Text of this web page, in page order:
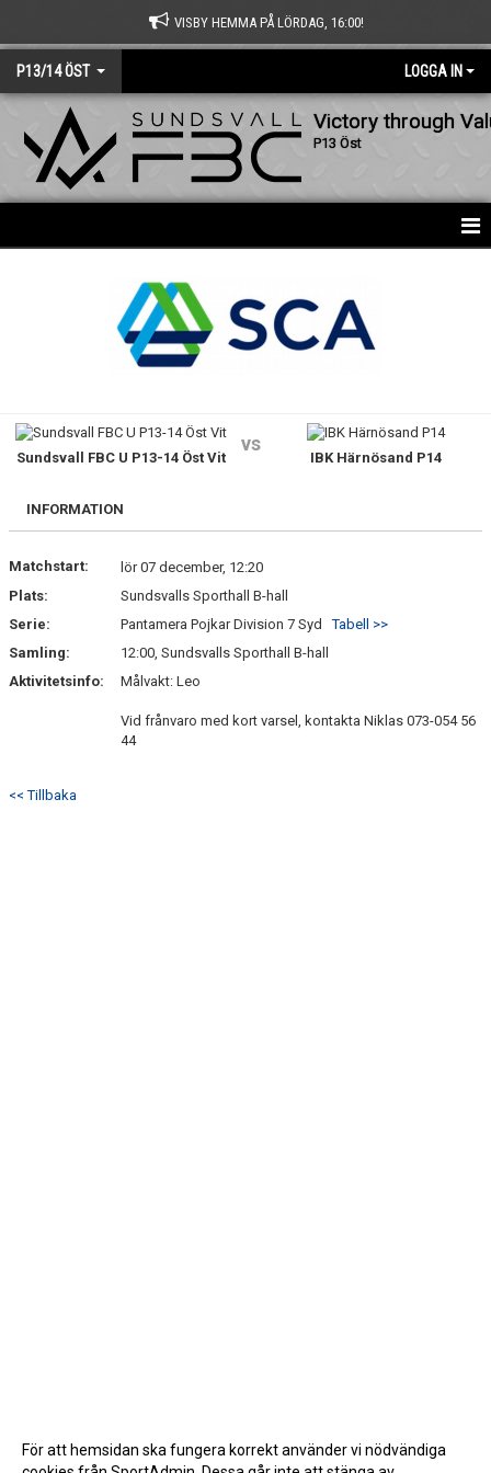
VISBY HEMMA PÅ LÖRDAG, 16:00!
P13/14 ÖST LOGGA IN
Victory through
P13 Öst
TRUPPEN
BILDGALLERI
KONTAKT
BETALNINGSINFORMATION
Sundsvall FBC U P13-14 Öst Vit
vs
IBK Härnösand P14
INFORMATION
Matchstart:
lör 07 december, 12:20
Plats:
Sundsvalls Sporthall B-hall
Serie:
Pantamera Pojkar Division 7 SydTabell >>
Samling:
12:00, Sundsvalls Sporthall B-hall
Aktivitetsinfo:
Målvakt: Leo
Vid frånvaro med kort varsel, kontakta Niklas 073-054 56
44
<< Tillbaka
För att hemsidan ska fungera korrekt använder vi nödvändiga